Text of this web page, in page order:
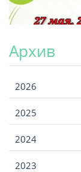
Архив
2026
2025
2024
2023